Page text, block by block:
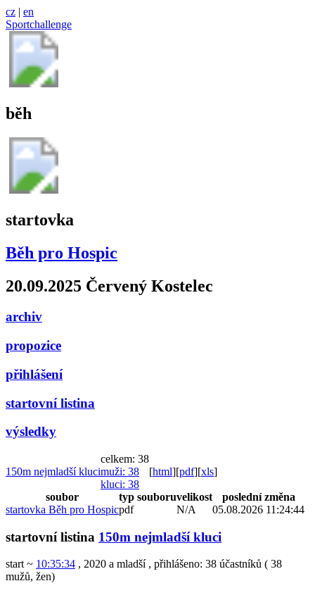
cz | en
Sportchallenge
běh
startovka
Běh pro Hospic
20.09.2025 Červený Kostelec
archiv
propozice
přihlášení
startovní listina
výsledky
150m nejmladší kluci
celkem: 38
muži: 38
kluci: 38
[html][pdf][xls]
soubor typ souboruvelikost
poslední změna
startovka Běh pro Hospicpdf N/A 05.08.2026 11:24:44
startovní listina 150m nejmladší kluci
start ~ 10:35:34 , 2020 a mladší , přihlášeno: 38 účastníků ( 38
mužů, žen)